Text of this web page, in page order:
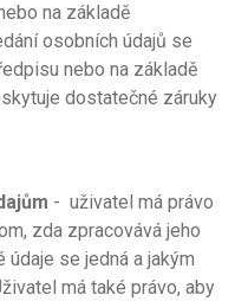
na základě
osobních údajů se
nebo na základě
dostatečné záruky
- uživatel má právo
zda zpracovává jeho
údaje se jedná a jakým
má také právo, aby